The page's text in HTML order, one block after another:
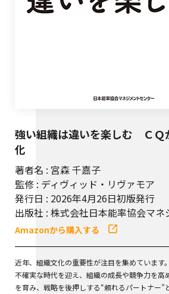
強い組織は違いを楽しむ ＣＱ
化
著者名 : 宮森 千嘉子
監修 : ディヴィッド・リヴァモア
発行日 : 2026年4月26日初版発行
出版社 : 株式会社日本能率協会マネ
Amazonから購入する
近年、組織文化の重要性が注目を集めています
不確実な時代を迎え、組織の成長や競争力を高
を育み、戦略を後押しする“頼れるパートナー”